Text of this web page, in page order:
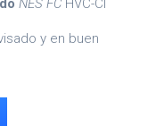
y en buen